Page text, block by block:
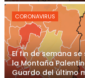
CORONAVIRUS
El fin de semana
la Montaña
Guardo del último